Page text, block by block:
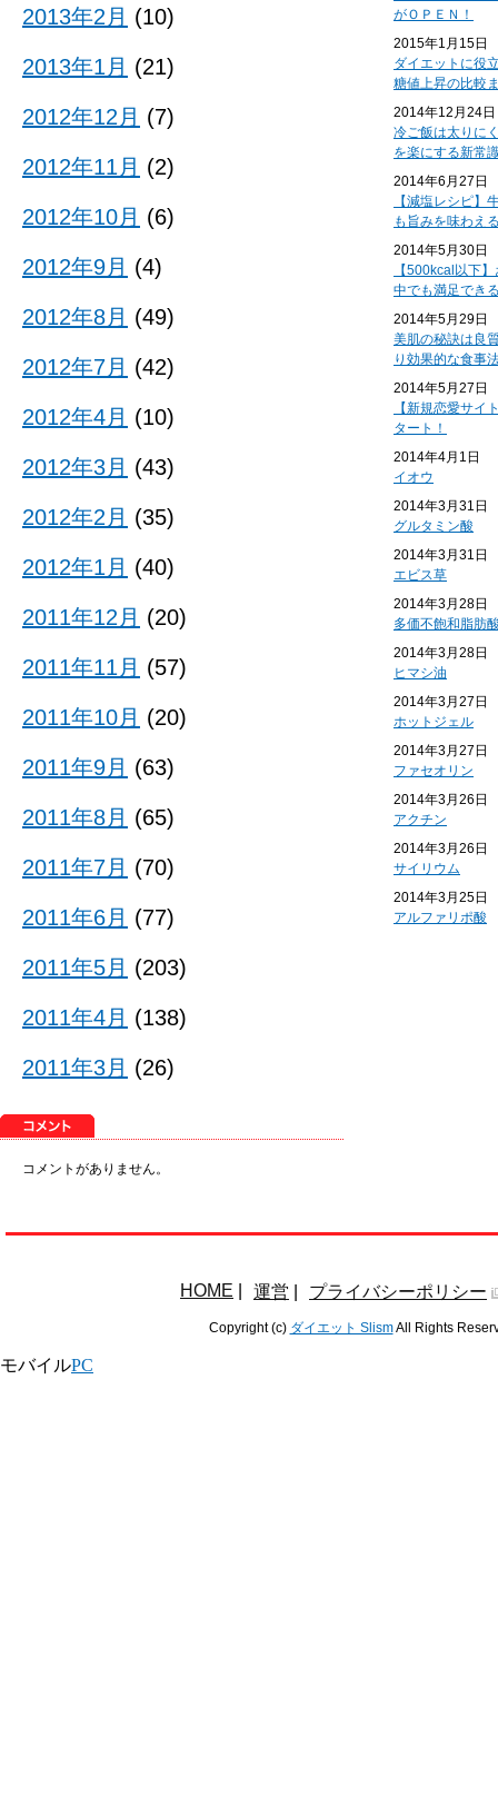
がＯＰＥＮ！
2015年1月15日
ダイエットに役
糖値上昇の比較
2014年12月24日
冷ご飯は太りに
を楽にする新常
2014年6月27日
【減塩レシピ】
も旨みを味わえ
2014年5月30日
【500kcal以下
中でも満足でき
2014年5月29日
美肌の秘訣は良
り効果的な食事
2014年5月27日
【新規恋愛サイ
タート！
2014年4月1日
イオウ
2014年3月31日
グルタミン酸
2014年3月31日
エビス草
2014年3月28日
多価不飽和脂肪
2014年3月28日
ヒマシ油
2014年3月27日
ホットジェル
2014年3月27日
ファセオリン
2014年3月26日
アクチン
2014年3月26日
サイリウム
2014年3月25日
アルファリポ酸
2013年2月 (10)
2013年1月 (21)
2012年12月 (7)
2012年11月 (2)
2012年10月 (6)
2012年9月 (4)
2012年8月 (49)
2012年7月 (42)
2012年4月 (10)
2012年3月 (43)
2012年2月 (35)
2012年1月 (40)
2011年12月 (20)
2011年11月 (57)
2011年10月 (20)
2011年9月 (63)
2011年8月 (65)
2011年7月 (70)
2011年6月 (77)
2011年5月 (203)
2011年4月 (138)
2011年3月 (26)
コメントがありません。
HOME 運営 プライバシーポリシー
Copyright (c) ダイエット SlismAll Rights
モバイルPC